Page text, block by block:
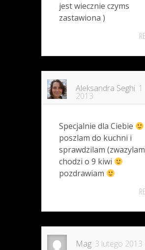
jest wiecznie czyms
zastawiona )
Aleksandra Seghi
2013
Specjalnie dla Ciebie
poszlam do kuchni i
sprawdzilam
chodzi o 9 kiwi
pozdrawiam
Mag 3 lutego 2013